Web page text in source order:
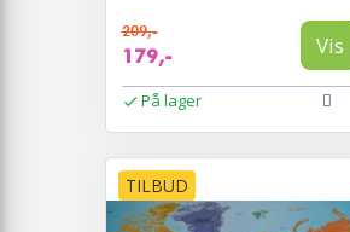
209,-
179,- Vis
På lager
TILBUD